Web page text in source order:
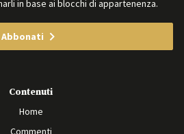
in base ai blocchi di appartenenza.
Abbonati
Contenuti
Home
Commenti